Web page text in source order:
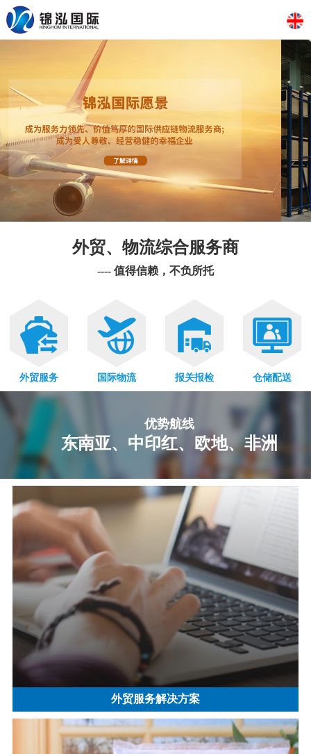
外贸、物流综合服务商
---- 值得信赖，不负所托
外贸服务 国际物流 报关报检 仓储配送
优势航线
东南亚、中印红、欧地、非洲
外贸服务解决方案